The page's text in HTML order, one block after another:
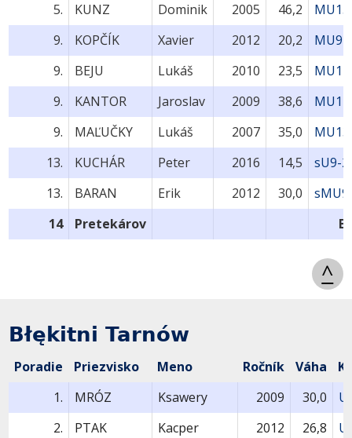
5.
KUNZ Dominik 2005 46,2
9.
KOPČÍK Xavier 2012 20,2
MU9-
9.
BEJU Lukáš 2010 23,5
9.
KANTOR Jaroslav 2009 38,6
9.
MAĽUČKY Lukáš 2007 35,0
13.
KUCHÁR Peter 2016 14,5
sU9-
13.
BARAN Erik 2012 30,0
14
Pretekárov
^
Błękitni Tarnów
Poradie Priezvisko Meno Ročník Váha
1.
MRÓZ Ksawery 2009 30,0
2.
PTAK Kacper 2012 26,8